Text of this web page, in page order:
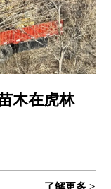
木在虎林